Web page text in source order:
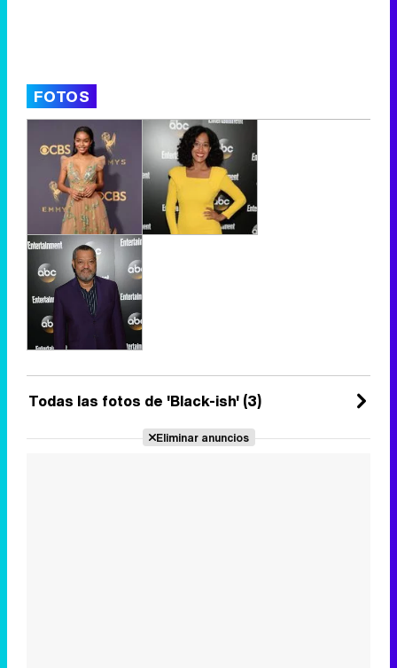
FOTOS
Todas las fotos de 'Black-ish' (3)
Eliminar anuncios